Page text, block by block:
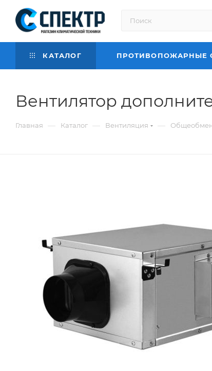
КАТАЛОГ ПРОТИВОПОЖАРНЫЕ
Вентилятор
Главная — Каталог — Вентиляция —